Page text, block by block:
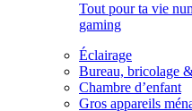
Tout pour ta vie
gaming
Éclairage
Bureau, bricolage
Chambre d’enfant
Gros appareils